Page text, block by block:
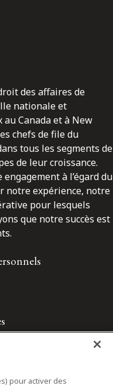
des affaires de
nationale et
Canada et à New
chefs de file du
tous les segments de
de leur croissance.
à l’égard du
notre expérience, notre
pour lesquels
que notre succès est
pour activer des